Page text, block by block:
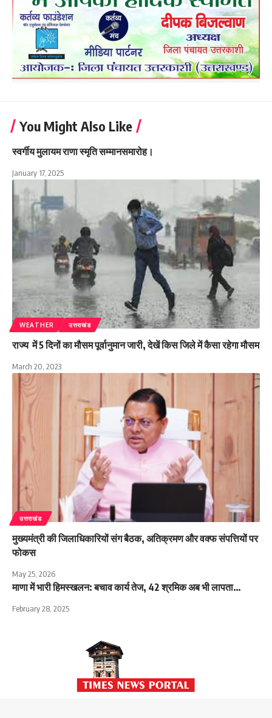
You Might Also Like
स्वर्गीय मुलायम राणा स्मृति सम्मानसमारोह।
January 17, 2025
WEATHER उत्तराखंड
राज्य में 5 दिनों का मौसम पूर्वानुमान जारी, देखें किस जिले में कैसा रहेगा मौसम
March 20, 2023
उत्तराखंड
मुख्यमंत्री की जिलाधिकारियों संग बैठक, अतिक्रमण और वक्फ संपत्तियों पर
फोकस
May 25, 2026
माणा में भारी हिमस्खलन: बचाव कार्य तेज, 42 श्रमिक अब भी लापता…
February 28, 2025